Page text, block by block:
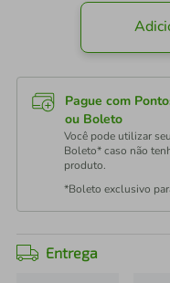
Pague com
ou Boleto
Você pode utilizar
Boleto* caso não
produto.
*Boleto exclusivo
Entrega